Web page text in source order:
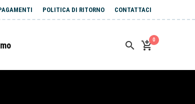
POLITICA DI RITORNO CONTATTACI
0